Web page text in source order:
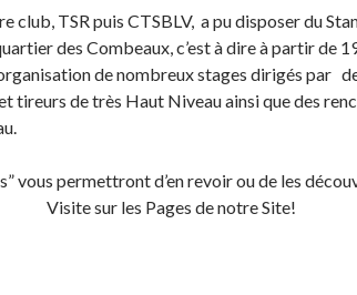
club, TSR puis CTSBLV, a pu disposer du
des Combeaux, c’est à dire à partir de
de nombreux stages dirigés par
tireurs de très Haut Niveau ainsi que des
vous permettront d’en revoir ou de les
Visite sur les Pages de notre Site!